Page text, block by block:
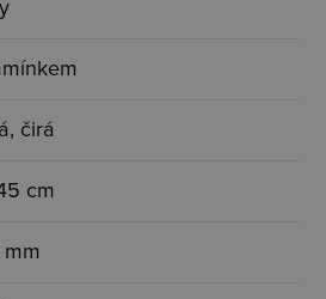
čirá
cm
mm